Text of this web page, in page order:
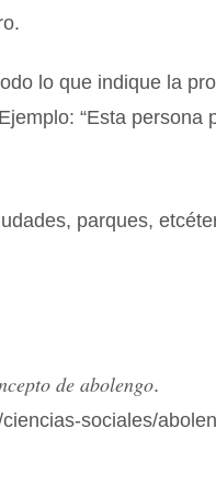
lo que indique la
“Esta persona
parques,
de abolengo.
sociales/